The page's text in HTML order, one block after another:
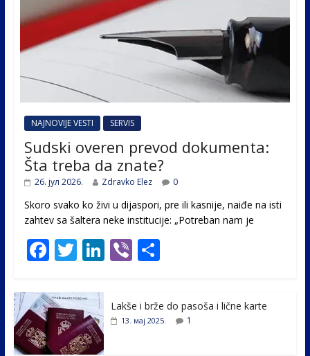
NAJNOVIJE VESTI SERVIS
Sudski overen prevod dokumenta:
Šta treba da znate?
26. јул 2026. Zdravko Elez 0
Skoro svako ko živi u dijaspori, pre ili kasnije, naiđe na isti
zahtev sa šaltera neke institucije: „Potreban nam je
F
e
b
o
T
itt
er
Li
e
Vi
er
S
ar
e
Lakše i brže do pasoša i lične karte
13. мај 2025. 1